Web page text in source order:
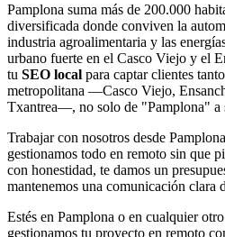
Pamplona suma más de 200.000
diversificada donde conviven la
industria agroalimentaria y las
urbano fuerte en el Casco Viejo y el
tu SEO local para captar clientes
metropolitana —Casco Viejo,
Txantrea—, no solo de "Pamplona" a
Trabajar con nosotros desde
gestionamos todo en remoto sin que
con honestidad, te damos un
mantenemos una comunicación clara
Estés en Pamplona o en cualquier
gestionamos tu proyecto en remoto